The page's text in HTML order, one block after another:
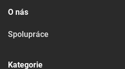
O nás
Spolupráce
Kategorie